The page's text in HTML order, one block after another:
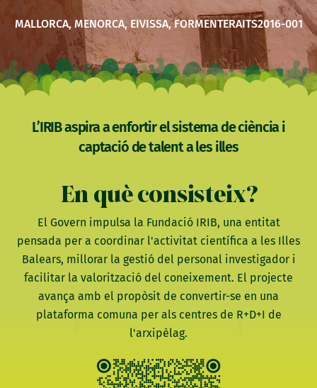
MALLORCA, MENORCA, EIVISSA, FORMENTERAITS2016-001
L’IRIB aspira a enfortir el sistema de ciència i
captació de talent a les illes
En què consisteix?
El Govern impulsa la Fundació IRIB, una entitat
pensada per a coordinar l'activitat científica a les Illes
Balears, millorar la gestió del personal investigador i
facilitar la valorització del coneixement. El projecte
avança amb el propòsit de convertir-se en una
plataforma comuna per als centres de R+D+I de
l'arxipèlag.